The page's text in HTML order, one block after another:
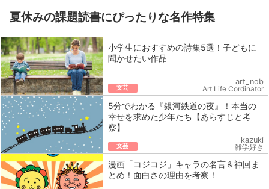
夏休みの課題読書にぴったりな名作特集
小学生におすすめの詩集5選！子どもに
聞かせたい作品
文芸
art_nob
Art Life Cordinator
5分でわかる『銀河鉄道の夜』！本当の
幸せを求めた少年たち【あらすじと考
察】
文芸
kazuki
雑学好き
漫画「コジコジ」キャラの名言＆神回ま
とめ！面白さの理由を考察！